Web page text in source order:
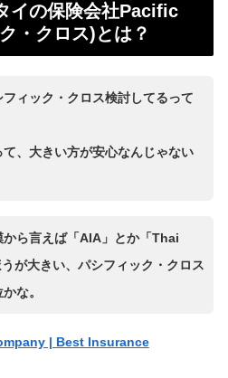
イの保険会社Pacific
・クロス)とは？
ィック・クロス検討してるって
、大きい方が安心なんじゃない
から言えば「AIA」とか「Thai
が大きい、パシフィック・クロス
な。
| Best Insurance